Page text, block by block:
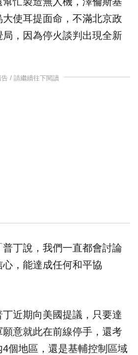
使耳提面命，不滿北京政
，因為停火談判出現全新
告 / 請繼續往下閱讀
丁說，我們一直都會討論
，能達成任何和平協
近期向美國提議，只要達
意就此在前線停手，還考
個地區，還是基輔控制區域